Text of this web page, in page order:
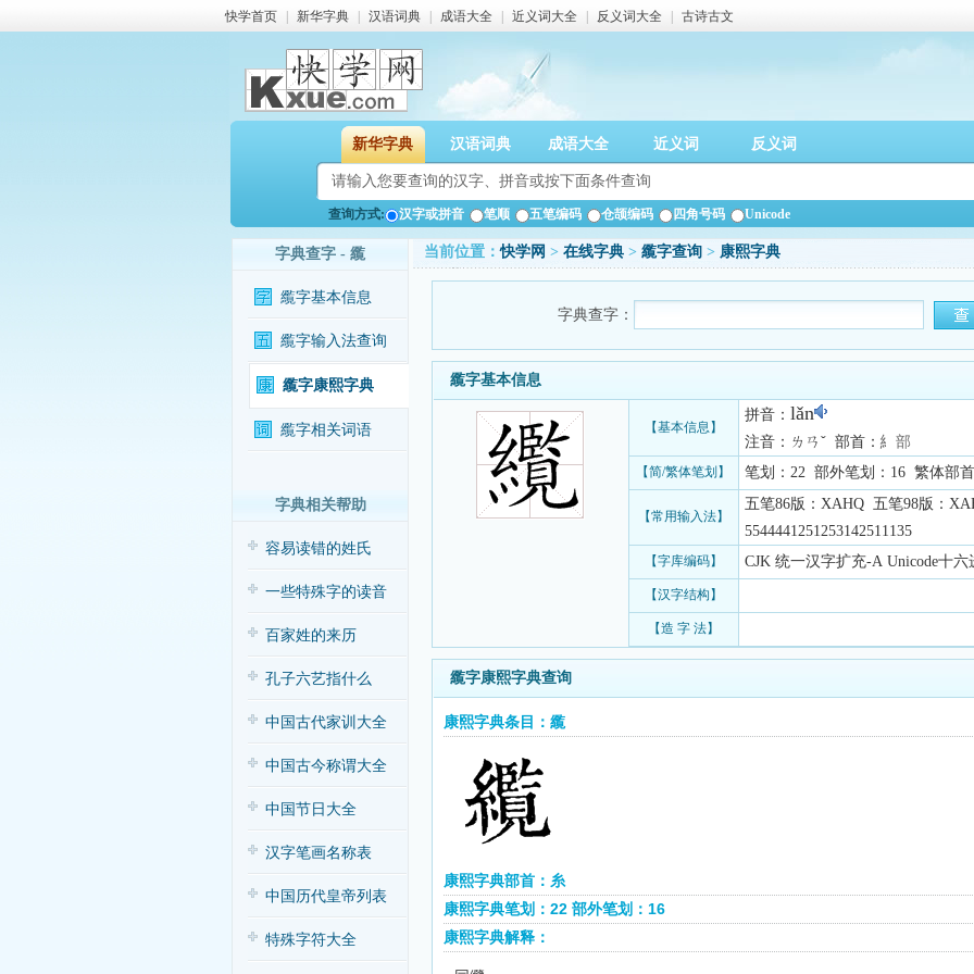
快学首页 新华字典 汉语词典 成语大全 近义词大全 反义词大全 古诗古文
新华字典 汉语词典 成语大全 近义词 反义词
查询方式: 汉字或拼音 笔顺 五笔编码 仓颉编码 四角号码 Unicode
字典查字 - 䌫
䌫字基本信息
䌫字输入法查询
䌫字康熙字典
䌫字相关词语
字典相关帮助
容易读错的姓氏
一些特殊字的读音
百家姓的来历
孔子六艺指什么
中国古代家训大全
中国古今称谓大全
中国节日大全
汉字笔画名称表
中国历代皇帝列表
特殊字符大全
当前位置：快学网 > 在线字典 > 䌫字查询 > 康熙字典
字典查字：
䌫字基本信息
【基本信息】
拼音： lǎn
注音：ㄌㄢˇ 部首： 糹部
【简/繁体笔划】 笔划：22 部外笔划：16 繁体部
【常用输入法】
五笔86版：XAHQ 五笔98版：
5544441251253142511135
【字库编码】 CJK 统一汉字扩充-A Unicode十
【汉字结构】
【造 字 法】
䌫字康熙字典查询
康熙字典条目：䌫
康熙字典部首：糸
康熙字典笔划：22 部外笔划：16
康熙字典解释：